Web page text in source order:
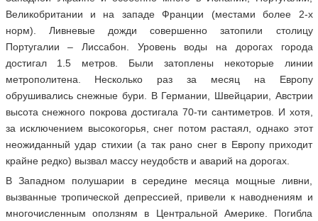
Великобритании и на западе Франции (местами более 2-х
норм). Ливневые дожди совершенно затопили столицу
Португалии – Лиссабон. Уровень воды на дорогах города
достигал 1.5 метров. Были затоплены некоторые линии
метрополитена. Несколько раз за месяц на Европу
обрушивались снежные бури. В Германии, Швейцарии, Австрии
высота снежного покрова достигала 70-ти сантиметров. И хотя,
за исключением высокогорья, снег потом растаял, однако этот
неожиданный удар стихии (а так рано снег в Европу приходит
крайне редко) вызвал массу неудобств и аварий на дорогах.
В Западном полушарии в середине месяца мощные ливни,
вызванные тропической депрессией, привели к наводнениям и
многочисленным оползням в Центральной Америке. Погибла